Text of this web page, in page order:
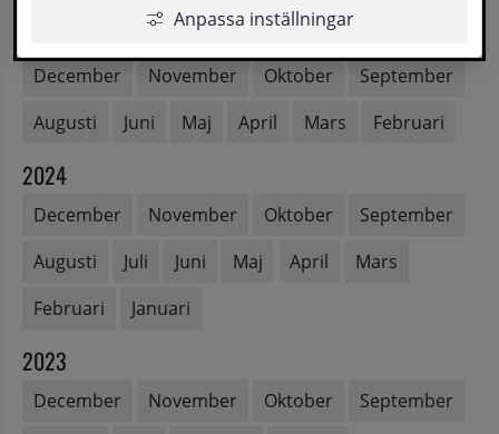
Anpassa inställningar
December November Oktober
September
Augusti
Juni Maj April Mars Februari
2024
December November Oktober
September
Augusti
Juli Juni Maj April
Mars
Februari
Januari
2023
December November Oktober
September